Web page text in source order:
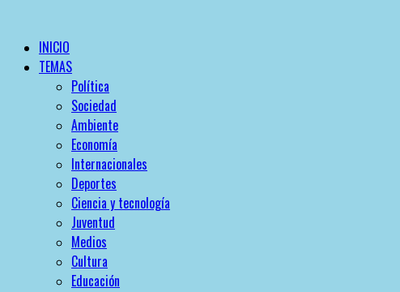
INICIO
TEMAS
Política
Sociedad
Ambiente
Economía
Internacionales
Deportes
Ciencia y tecnología
Juventud
Medios
Cultura
Educación